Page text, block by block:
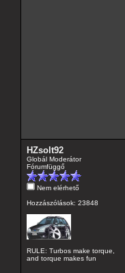
HZsolt92
Globál Moderátor
Fórumfüggő
Nem elérhető
Hozzászólások: 23848
RULE: Turbos make torque,
and torque makes fun